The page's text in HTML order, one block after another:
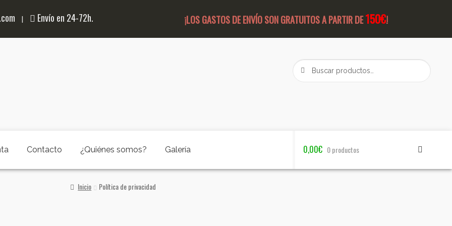
| Envío en 24-72h. ¡LOS GASTOS DE ENVÍO SON GRATUITOS A PARTIR DE150€!
Buscar
por:
Contacto ¿Quiénes somos? Galería 0,00€ 0 productos
Inicio Política de privacidad